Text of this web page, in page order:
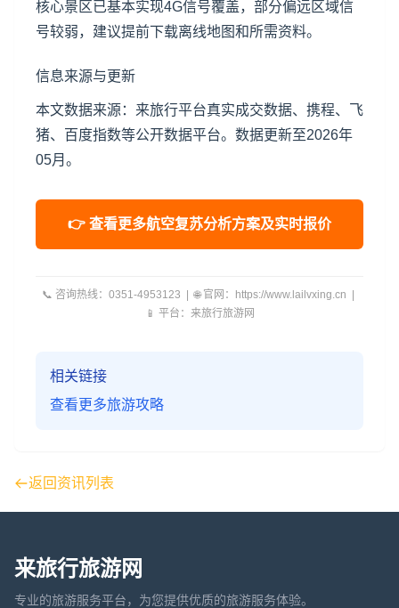
核心景区已基本实现4G信号覆盖，部分偏远区域信
号较弱，建议提前下载离线地图和所需资料。
信息来源与更新
本文数据来源：来旅行平台真实成交数据、携程、飞
猪、百度指数等公开数据平台。数据更新至2026年
05月。
👉 查看更多航空复苏分析方案及实时报价
📞 咨询热线：0351-4953123 | 🌐 官网：https://www.lailvxing.cn |
📱 平台：来旅行旅游网
相关链接
查看更多旅游攻略
返回资讯列表
来旅行旅游网
专业的旅游服务平台，为您提供优质的旅游服务体验。